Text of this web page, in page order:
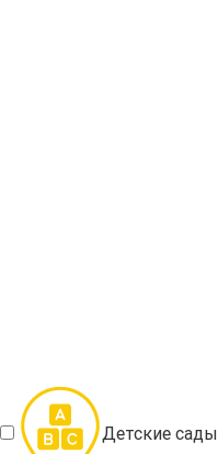
Детские сады